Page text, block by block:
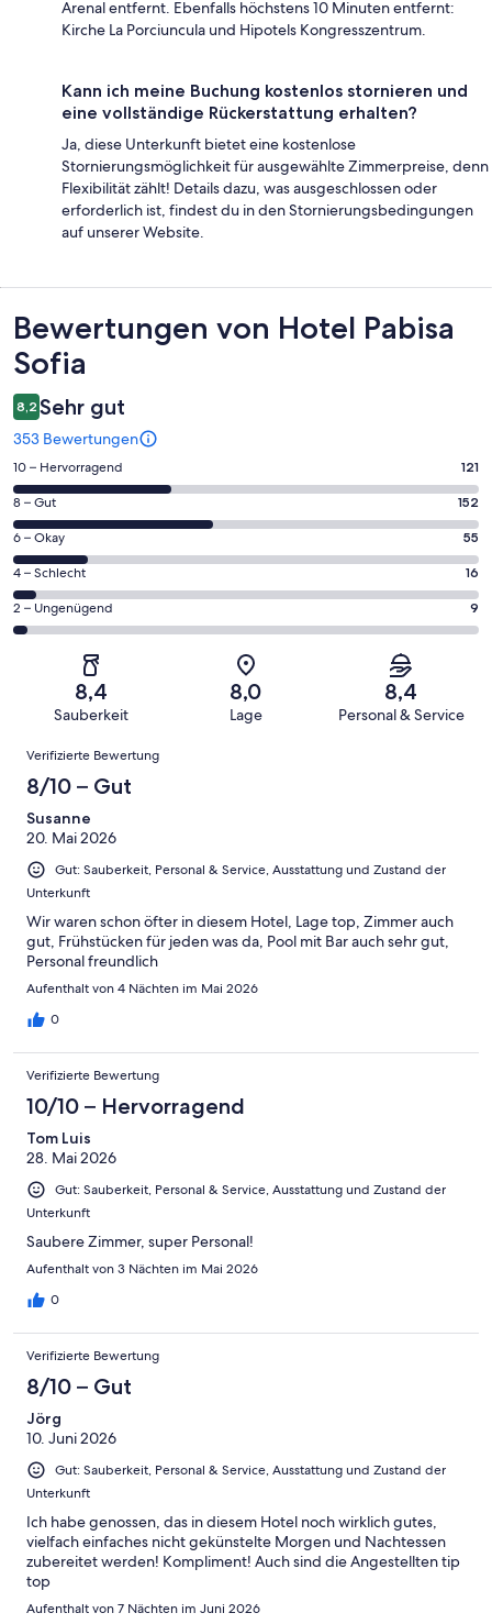
Arenal entfernt. Ebenfalls höchstens 10 Minuten entfernt:
Kirche La Porciuncula und Hipotels Kongresszentrum.
Kann ich meine Buchung kostenlos stornieren und
eine vollständige Rückerstattung erhalten?
Ja, diese Unterkunft bietet eine kostenlose
Stornierungsmöglichkeit für ausgewählte Zimmerpreise, denn
Flexibilität zählt! Details dazu, was ausgeschlossen oder
erforderlich ist, findest du in den Stornierungsbedingungen
auf unserer Website.
Bewertungen
Bewertungen von Hotel Pabisa
Sofia
8,2 Sehr gut
353 Bewertungen
121
von
insgesamt
353
Gästebewertungen
haben
eine
Bewertung
Hervorragend
10 – Hervorragend 121
152
von
insgesamt
353
Gästebewertungen
haben
eine
Bewertung
Gut
8 – Gut 152
55
von
insgesamt
353
Gästebewertungen
Bewertung
Okay
6 – Okay 55
16
von
insgesamt
Gästebewertungen
von
Schlecht
4 – Schlecht 16
9
von
insgesamt
Gästebewertungen
haben
eine
von
Ungenügend
2 – Ungenügend 9
8,4
Sauberkeit
8,0
Lage
8,4
Personal & Service
Bewertungen
Verifizierte Bewertung
8/10 – Gut
Susanne
20. Mai 2026
Gut: Sauberkeit, Personal & Service, Ausstattung und Zustand der
Unterkunft
Wir waren schon öfter in diesem Hotel, Lage top, Zimmer auch
gut, Frühstücken für jeden was da, Pool mit Bar auch sehr gut,
Personal freundlich
Aufenthalt von 4 Nächten im Mai 2026
0
Verifizierte Bewertung
10/10 – Hervorragend
Tom Luis
28. Mai 2026
Gut: Sauberkeit, Personal & Service, Ausstattung und Zustand der
Unterkunft
Saubere Zimmer, super Personal!
Aufenthalt von 3 Nächten im Mai 2026
0
Verifizierte Bewertung
8/10 – Gut
Jörg
10. Juni 2026
Gut: Sauberkeit, Personal & Service, Ausstattung und Zustand der
Unterkunft
Ich habe genossen, das in diesem Hotel noch wirklich gutes,
vielfach einfaches nicht gekünstelte Morgen und Nachtessen
zubereitet werden! Kompliment! Auch sind die Angestellten tip
top
Aufenthalt von 7 Nächten im Juni 2026